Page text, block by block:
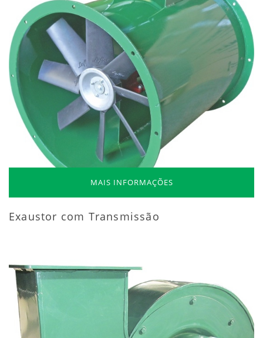
MAIS INFORMAÇÕES
Exaustor com Transmissão